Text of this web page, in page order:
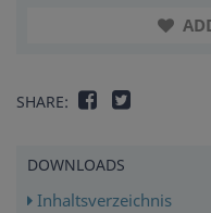
SHARE:
DOWNLOADS
Inhaltsverzeichnis